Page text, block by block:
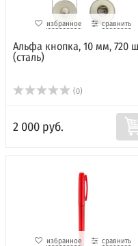
избранное сравнить
Альфа кнопка, 10 мм, 720
(сталь)
(0)
2 000 руб.
избранное сравнить